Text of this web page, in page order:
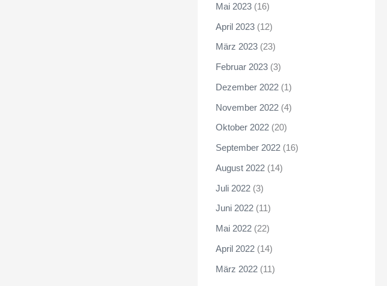
Mai 2023 (16)
April 2023 (12)
März 2023 (23)
Februar 2023 (3)
Dezember 2022 (1)
November 2022 (4)
Oktober 2022 (20)
September 2022 (16)
August 2022 (14)
Juli 2022 (3)
Juni 2022 (11)
Mai 2022 (22)
April 2022 (14)
März 2022 (11)